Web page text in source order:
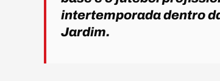
intertemporada dentro
Jardim.